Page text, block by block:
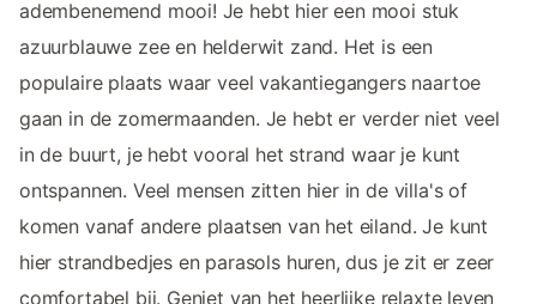
adembenemend mooi! Je hebt hier een mooi stuk
azuurblauwe zee en helderwit zand. Het is een
populaire plaats waar veel vakantiegangers naartoe
gaan in de zomermaanden. Je hebt er verder niet veel
in de buurt, je hebt vooral het strand waar je kunt
ontspannen. Veel mensen zitten hier in de villa's of
komen vanaf andere plaatsen van het eiland. Je kunt
hier strandbedjes en parasols huren, dus je zit er zeer
comfortabel bij. Geniet van het heerlijke relaxte leven